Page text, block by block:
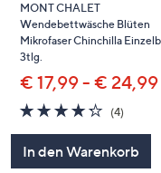
MONT CHALET
Wendebettwäsche Blüten
Mikrofaser Chinchilla
3tlg.
€ 17,99 - € 24,99
4.2
von
(4)4
In den Warenkorb